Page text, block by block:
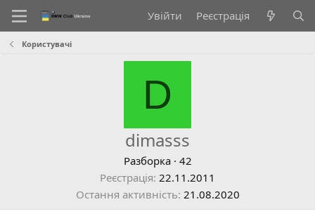
Увійти Реєстрація
Користувачі
D
dimasss
Разборка · 42
Реєстрація 22.11.2011
Остання активність 21.08.2020